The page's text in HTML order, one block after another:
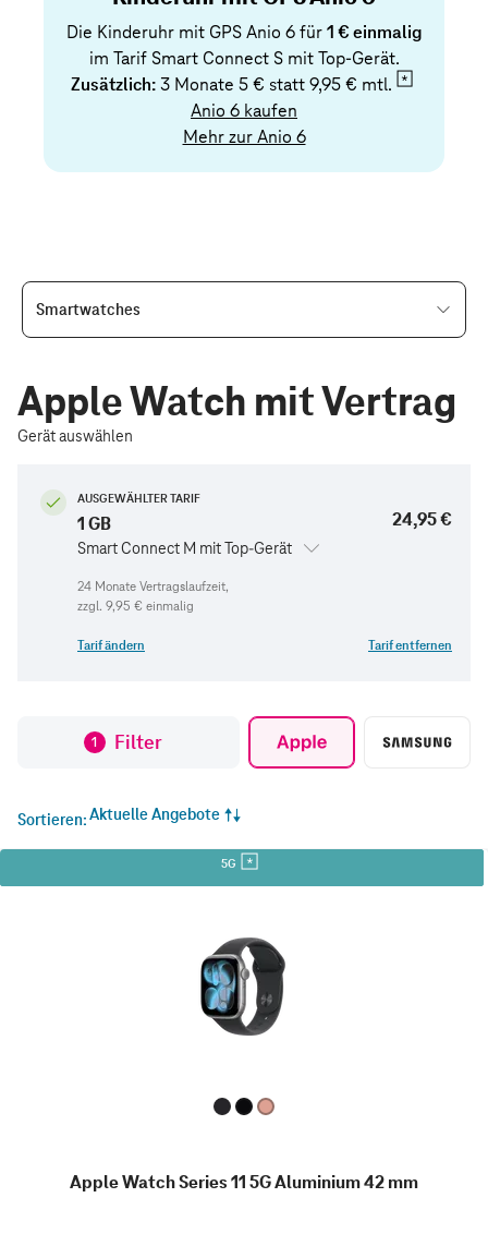
Die Kinderuhr mit GPS Anio 6 für1 € einmalig
im Tarif Smart Connect S mit Top-Gerät.
Zusätzlich:3 Monate 5 € statt 9,95 € mtl.
Anio 6 kaufen
Mehr zur Anio 6
Smartwatches
Apple Watch mit Vertrag
Gerät auswählen
AUSGEWÄHLTER TARIF
1 GB
Smart Connect M mit Top-Gerät
24,95 €
zzgl. 9,95 € einmalig
Tarif ändern Tarif entfernen
1 Filter
Sortieren Aktuelle Angebote
5G
Apple Watch Series 11 5G Aluminium 42 mm